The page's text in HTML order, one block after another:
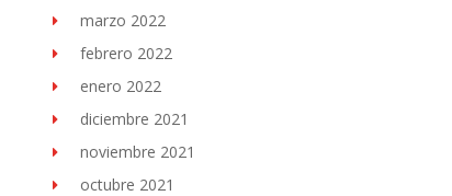
marzo 2022
febrero 2022
enero 2022
diciembre 2021
noviembre 2021
octubre 2021